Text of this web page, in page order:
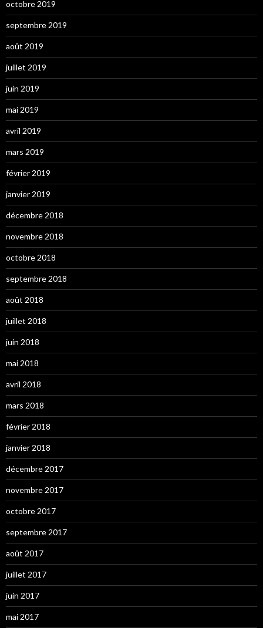
octobre 2019
septembre 2019
août 2019
juillet 2019
juin 2019
mai 2019
avril 2019
mars 2019
février 2019
janvier 2019
décembre 2018
novembre 2018
octobre 2018
septembre 2018
août 2018
juillet 2018
juin 2018
mai 2018
avril 2018
mars 2018
février 2018
janvier 2018
décembre 2017
novembre 2017
octobre 2017
septembre 2017
août 2017
juillet 2017
juin 2017
mai 2017